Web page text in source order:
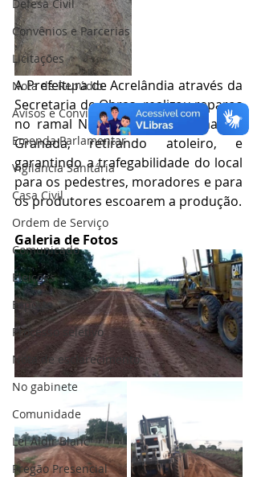
Defesa Civil
Convênios e Parcerias
Licitações
Nota de Repúdio
Avisos e Convites
Emenda Parlamentar
Vigilância Sanitária
Casa Civil
Ordem de Serviço
Comunicado
Eleições
Esporte
Processo seletivo
Nota de esclarecimento
No gabinete
Comunidade
Lei Aldir Blanc
Pregão Presencial
A Prefeitura de Acrelândia através da
Secretaria de Obras, realizou reparos
no ramal Novo Encanto e ramal do
Granada, retirando atoleiro, e
garantindo a trafegabilidade do local
para os pedestres, moradores e para
os produtores escoarem a produção.
Galeria de Fotos